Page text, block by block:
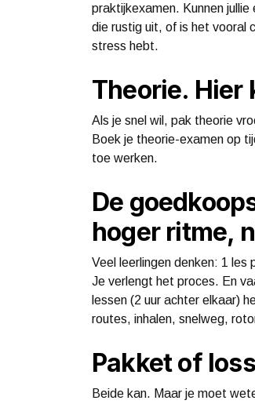
praktijkexamen. Kunnen
die rustig uit, of is het vooral
stress hebt.
Theorie. Hier
Als je snel wil, pak theorie
Boek je theorie-examen op
toe werken.
De
hoger ritme,
Veel leerlingen denken: 1
Je verlengt het proces. En
lessen (2 uur achter elkaar)
routes, inhalen, snelweg,
Pakket of
Beide kan. Maar je moet